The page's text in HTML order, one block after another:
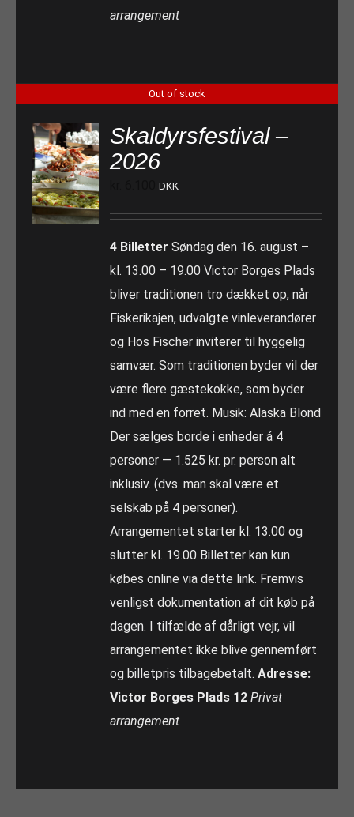
arrangement
Out of stock
Skaldyrsfestival –
2026
DKK
4 Billetter Søndag den 16. august –
kl. 13.00 – 19.00 Victor Borges Plads
bliver traditionen tro dækket op, når
Fiskerikajen, udvalgte vinleverandører
og Hos Fischer inviterer til hyggelig
samvær. Som traditionen byder vil der
være flere gæstekokke, som byder
ind med en forret. Musik: Alaska Blond
Der sælges borde i enheder á 4
personer — 1.525 kr. pr. person alt
inklusiv. (dvs. man skal være et
selskab på 4 personer).
Arrangementet starter kl. 13.00 og
slutter kl. 19.00 Billetter kan kun
købes online via dette link. Fremvis
venligst dokumentation af dit køb på
dagen. I tilfælde af dårligt vejr, vil
arrangementet ikke blive gennemført
og billetpris tilbagebetalt.Adresse:
Victor Borges Plads 12 Privat
arrangement